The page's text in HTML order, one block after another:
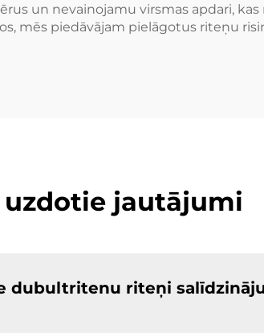
un nevainojamu virsmas apdari,
mēs piedāvājam pielāgotus riteņu
uzdotie jautājumi
dubultritenu riteņi